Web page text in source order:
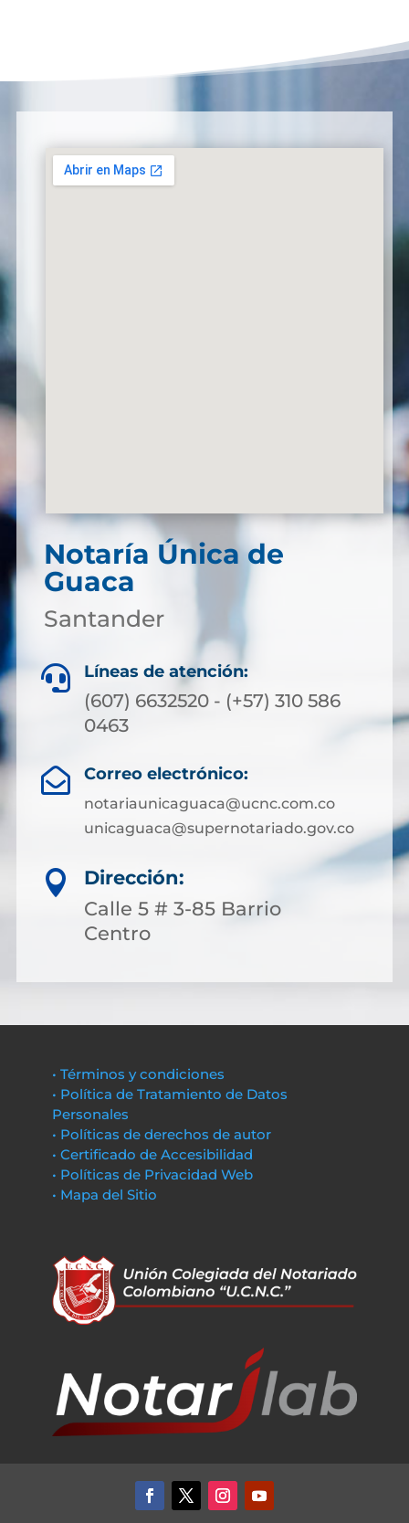
Notaría Única de
Guaca
Santander
 Líneas de atención:
(607) 6632520 - (+57) 310 586
0463
 Correo electrónico:
notariaunicaguaca@ucnc.com.co
unicaguaca@supernotariado.gov.co

Dirección:
Calle 5 # 3-85 Barrio
Centro
• Términos y condiciones
• Política de Tratamiento de Datos
Personales
• Políticas de derechos de autor
• Certificado de Accesibilidad
• Políticas de Privacidad Web
• Mapa del Sitio